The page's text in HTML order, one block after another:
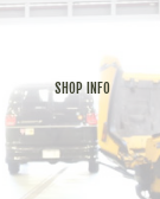
SHOP INFO